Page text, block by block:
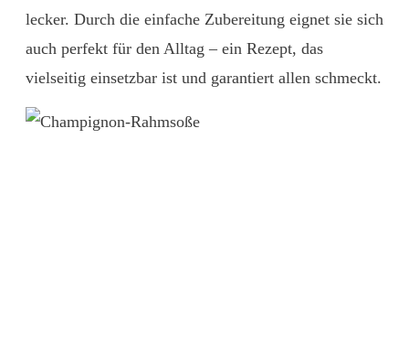
lecker. Durch die einfache Zubereitung eignet sie sich
auch perfekt für den Alltag – ein Rezept, das
vielseitig einsetzbar ist und garantiert allen schmeckt.